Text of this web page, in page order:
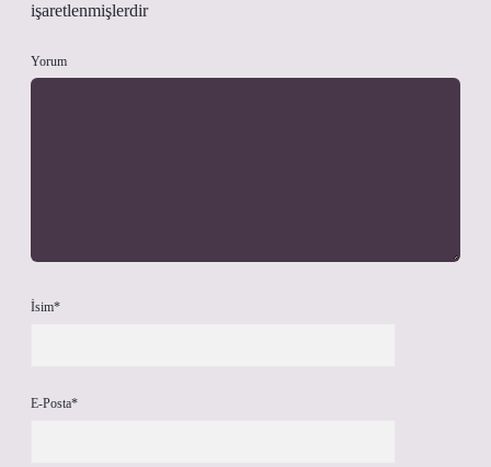
işaretlenmişlerdir
Yorum
İsim*
E-Posta*